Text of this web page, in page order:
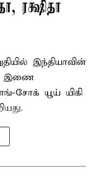
ரக்ஷிதா
இந்தியாவின்
இணை
சோக் யூய் யிகி